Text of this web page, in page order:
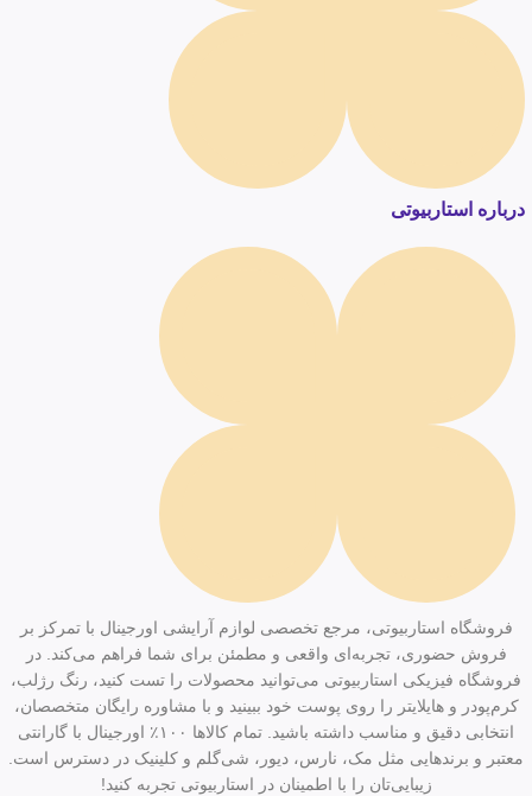
درباره استاربیوتی
فروشگاه استاربیوتی، مرجع تخصصی لوازم آرایشی اورجینال با تمرکز بر
فروش حضوری، تجربه‌ای واقعی و مطمئن برای شما فراهم می‌کند. در
فروشگاه فیزیکی استاربیوتی می‌توانید محصولات را تست کنید، رنگ رژلب،
کرم‌پودر و هایلایتر را روی پوست خود ببینید و با مشاوره رایگان متخصصان،
انتخابی دقیق و مناسب داشته باشید. تمام کالاها ۱۰۰٪ اورجینال با گارانتی
معتبر و برندهایی مثل مک، نارس، دیور، شی‌گلم و کلینیک در دسترس است.
زیبایی‌تان را با اطمینان در استاربیوتی تجربه کنید!